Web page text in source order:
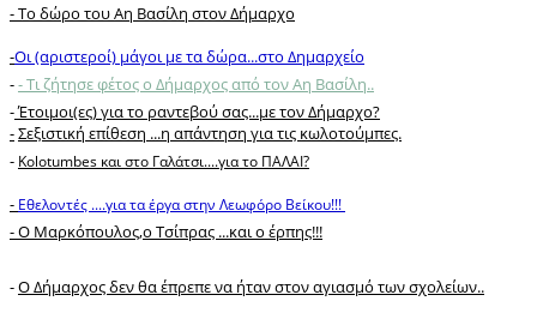
-Το δώρο του Αη Βασίλη στον Δήμαρχο
-Οι (αριστεροί) μάγοι με τα δώρα...στο Δημαρχείο
-- Τι ζήτησε φέτος ο Δήμαρχος από τον Αη Βασίλη..
-Έτοιμοι(ες) για το ραντεβού σας...με τον Δήμαρχο?
-Σεξιστική επίθεση ...η απάντηση για τις κωλοτούμπες.
- Kolotumbes και στο Γαλάτσι....για το ΠΑΛΑΙ?
- Εθελοντές ....για τα έργα στην Λεωφόρο Βείκου!!!
- Ο Μαρκόπουλος,ο Τσίπρας ...και ο έρπης!!!
-Ο Δήμαρχος δεν θα έπρεπε να ήταν στον αγιασμό των σχολείων..